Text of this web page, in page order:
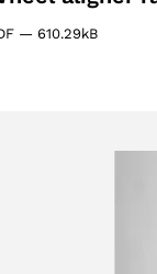
— 610.29kB